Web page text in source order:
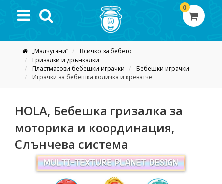
0
„Малчугани“
Всичко за бебето
Гризалки и дрънкалки
Пластмасови бебешки играчки
Бебешки играчки
Играчки за бебешка количка и креватче
HOLA, Бебешка гризалка за
моторика и координация,
Слънчева система